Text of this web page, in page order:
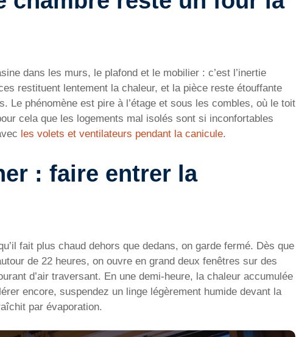
dans les murs, le plafond et le mobilier : c’est l’inertie
restituent lentement la chaleur, et la pièce reste étouffante
Le phénomène est pire à l’étage et sous les combles, où le toit
cela que les logements mal isolés sont si inconfortables
les volets et ventilateurs pendant la canicule.
: faire entrer la
fait plus chaud dehors que dedans, on garde fermé. Dès que
de 22 heures, on ouvre en grand deux fenêtres sur des
d’air traversant. En une demi-heure, la chaleur accumulée
encore, suspendez un linge légèrement humide devant la
par évaporation.